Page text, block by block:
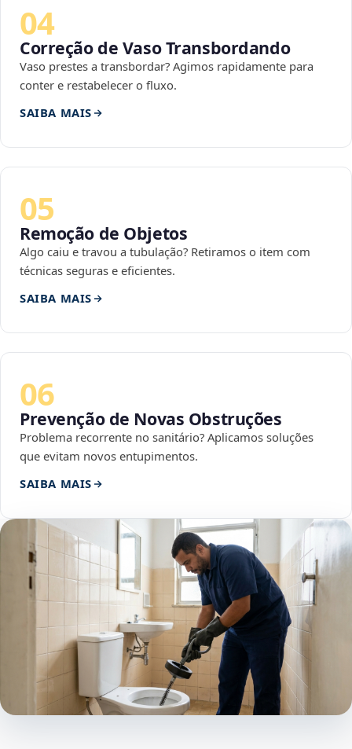
04
Correção de Vaso Transbordando
Vaso prestes a transbordar? Agimos rapidamente para
conter e restabelecer o fluxo.
SAIBA MAIS
05
Remoção de Objetos
Algo caiu e travou a tubulação? Retiramos o item com
técnicas seguras e eficientes.
SAIBA MAIS
06
Prevenção de Novas Obstruções
Problema recorrente no sanitário? Aplicamos soluções
que evitam novos entupimentos.
SAIBA MAIS